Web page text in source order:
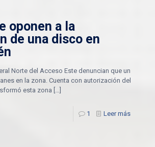
oponen a la
de una disco en
Norte del Acceso Este denuncian que un
en la zona. Cuenta con autorización del
esta zona
1 Leer más